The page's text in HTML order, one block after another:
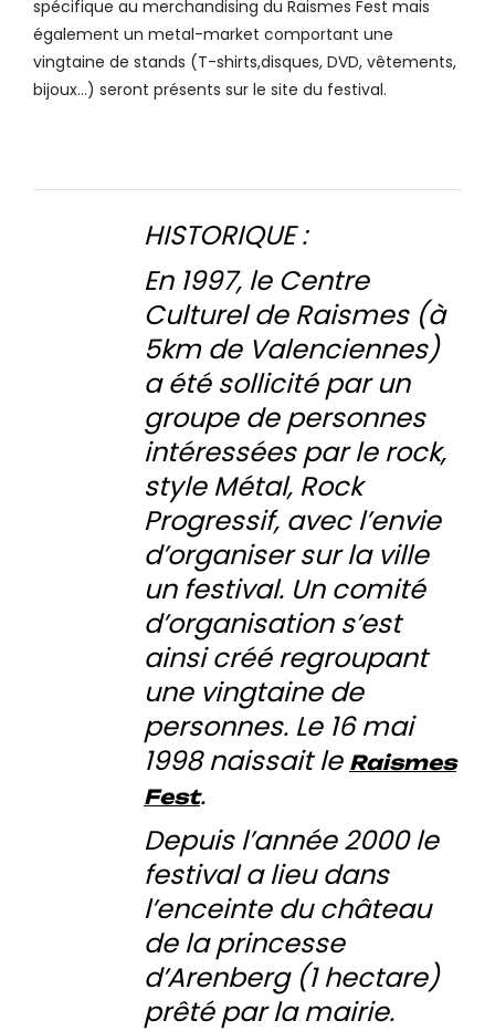
spécifique au merchandising du Raismes Fest mais
également un metal-market comportant une
vingtaine de stands (T-shirts,disques, DVD, vêtements,
bijoux…) seront présents sur le site du festival.
HISTORIQUE :
En 1997, le Centre
Culturel de Raismes (à
5km de Valenciennes)
a été sollicité par un
groupe de personnes
intéressées par le rock,
style Métal, Rock
Progressif, avec l’envie
d’organiser sur la ville
un festival. Un comité
d’organisation s’est
ainsi créé regroupant
une vingtaine de
personnes. Le 16 mai
1998 naissait le Raismes
Fest.
Depuis l’année 2000 le
festival a lieu dans
l’enceinte du château
de la princesse
d’Arenberg (1 hectare)
prêté par la mairie.